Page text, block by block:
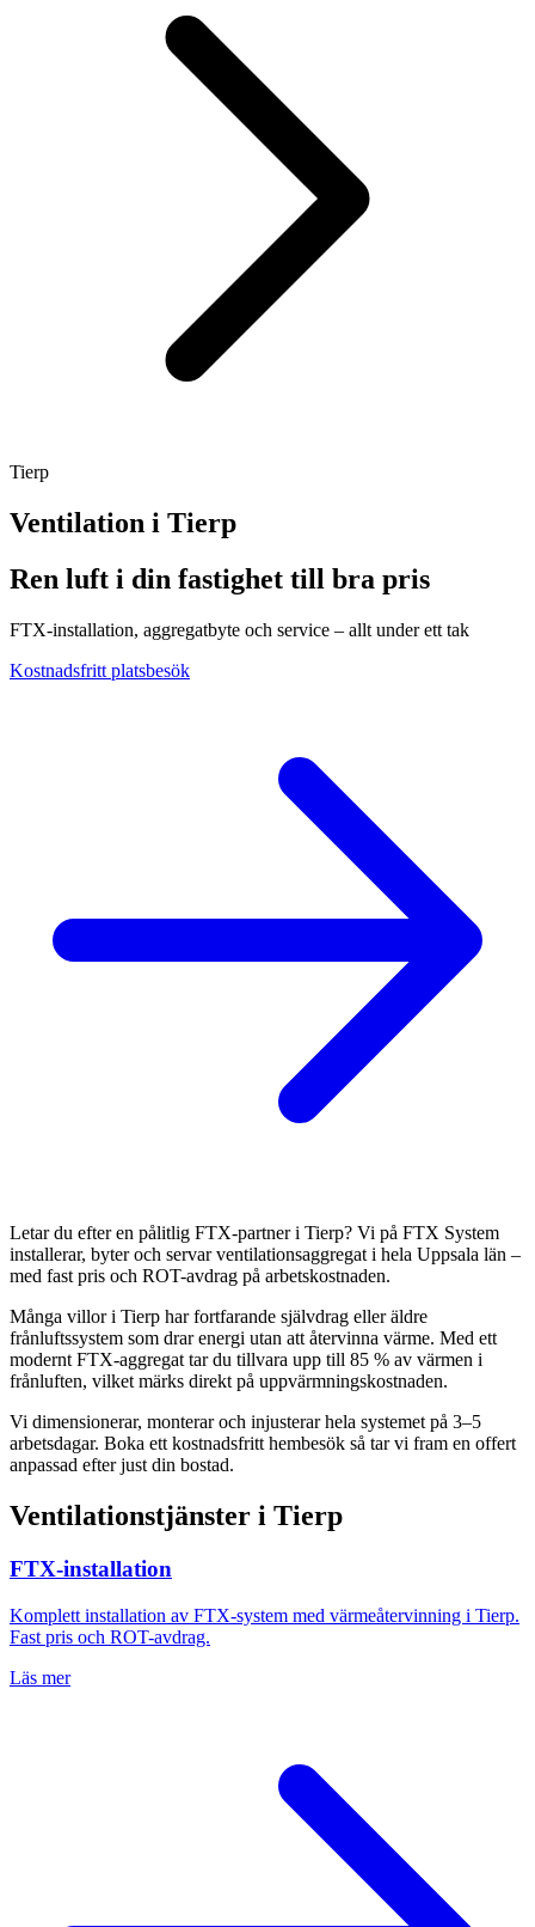
Tierp
Ventilation i Tierp
Ren luft i din fastighet till bra pris
FTX-installation, aggregatbyte och service – allt under ett tak
Kostnadsfritt platsbesök
Letar du efter en pålitlig FTX-partner i Tierp? Vi på FTX System
installerar, byter och servar ventilationsaggregat i hela Uppsala län –
med fast pris och ROT-avdrag på arbetskostnaden.
Många villor i Tierp har fortfarande självdrag eller äldre
frånluftssystem som drar energi utan att återvinna värme. Med ett
modernt FTX-aggregat tar du tillvara upp till 85 % av värmen i
frånluften, vilket märks direkt på uppvärmningskostnaden.
Vi dimensionerar, monterar och injusterar hela systemet på 3–5
arbetsdagar. Boka ett kostnadsfritt hembesök så tar vi fram en offert
anpassad efter just din bostad.
Ventilationstjänster i Tierp
FTX-installation
Komplett installation av FTX-system med värmeåtervinning i Tierp.
Fast pris och ROT-avdrag.
Läs mer